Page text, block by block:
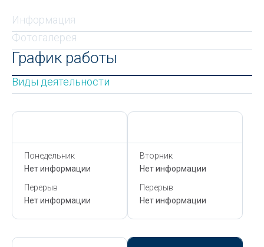
Информация
Фотогалерея
График работы
Виды деятельности
Понедельник
Нет информации
Перерыв
Нет информации
Вторник
Нет информации
Перерыв
Нет информации